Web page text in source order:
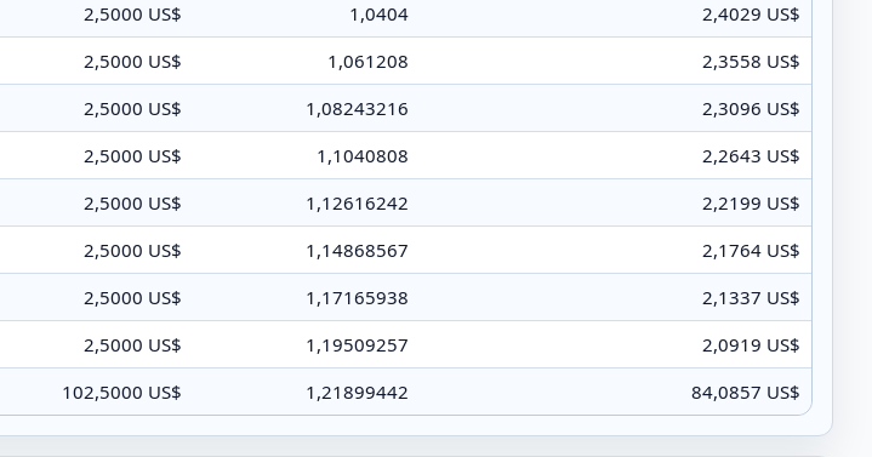
2,5000 US$ 1,0404
2,4029 US$
2,5000 US$ 1,061208
2,3558 US$
2,5000 US$ 1,08243216
2,3096 US$
2,5000 US$ 1,1040808
2,2643 US$
2,5000 US$ 1,12616242
2,2199 US$
2,5000 US$ 1,14868567
2,1764 US$
2,5000 US$ 1,17165938
2,1337 US$
2,5000 US$ 1,19509257
2,0919 US$
102,5000 US$ 1,21899442 84,0857 US$